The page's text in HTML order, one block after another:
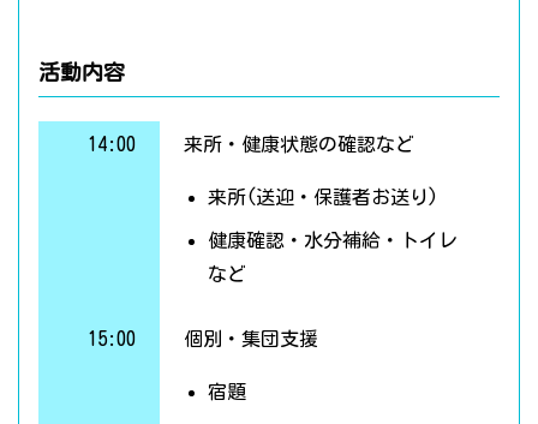
活動内容
14:00 来所・健康状態の確認など
来所(送迎・保護者お送り)
健康確認・水分補給・トイレ
など
15:00 個別・集団支援
宿題